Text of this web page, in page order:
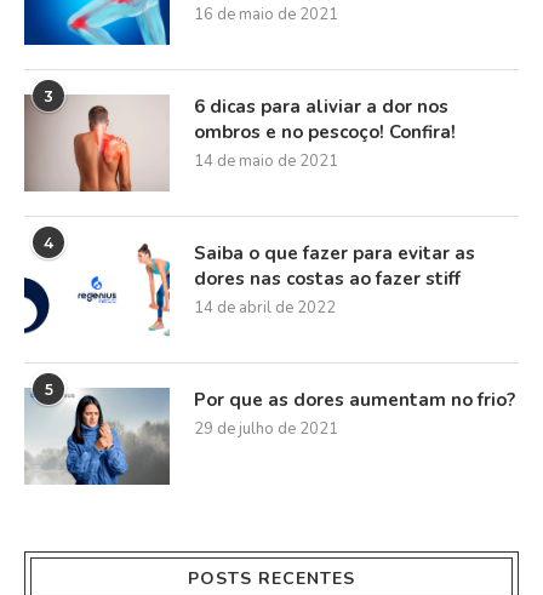
16 de maio de 2021
3
6 dicas para aliviar a dor nos
ombros e no pescoço! Confira!
14 de maio de 2021
4
Saiba o que fazer para evitar as
dores nas costas ao fazer stiff
14 de abril de 2022
5 Por que as dores aumentam no frio?
29 de julho de 2021
POSTS RECENTES